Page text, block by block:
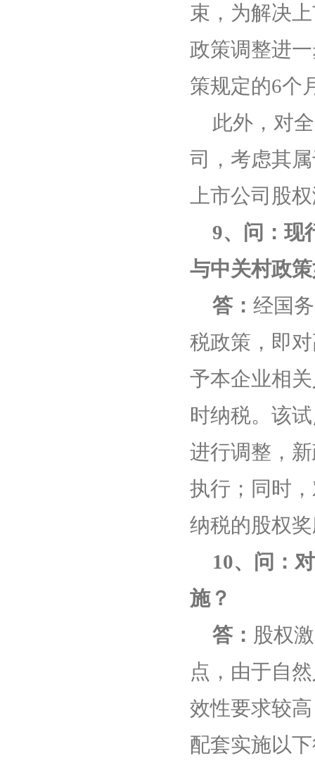
束，为解决
政策调整进
策规定的6个
此外，对
司，考虑其
上市公司股
9、问：现
与中关村政
答： 经国
税政策，即
予本企业相
时纳税。该
进行调整，
执行；同时
纳税的股权
10、问：
施？
答： 股权
点，由于自
效性要求较
配套实施以